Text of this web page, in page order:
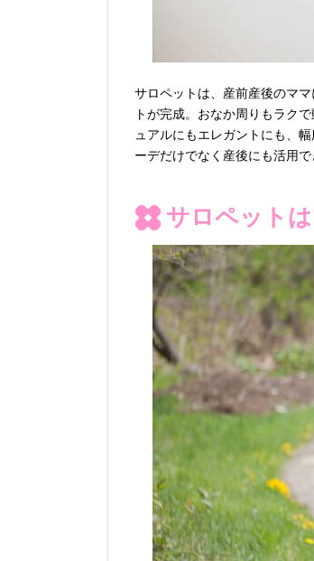
サロペットは、産前産後のマ
トが完成。おなか周りもラク
ュアルにもエレガントにも、
ーデだけでなく産後にも活用
サロペット